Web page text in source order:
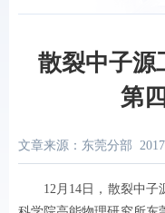
散裂中子源
第
文章来源：东莞分部
12月14日，散裂中子